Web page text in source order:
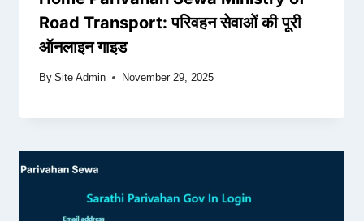
Road Transport: परिवहन सेवाओं की पूरी
ऑनलाइन गाइड
By Site Admin November 29, 2025